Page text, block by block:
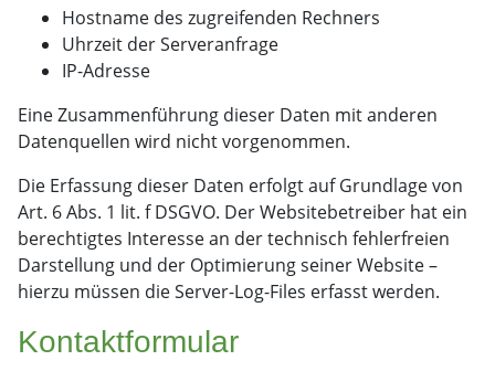
Hostname des zugreifenden Rechners
Uhrzeit der Serveranfrage
IP-Adresse
Eine Zusammenführung dieser Daten mit anderen
Datenquellen wird nicht vorgenommen.
Die Erfassung dieser Daten erfolgt auf Grundlage von
Art. 6 Abs. 1 lit. f DSGVO. Der Websitebetreiber hat ein
berechtigtes Interesse an der technisch fehlerfreien
Darstellung und der Optimierung seiner Website –
hierzu müssen die Server-Log-Files erfasst werden.
Kontaktformular